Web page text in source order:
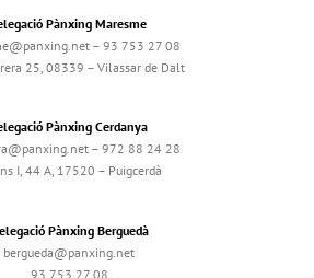
Pànxing Maresme
– 93 753 27 08
25, 08339 – Vilassar de Dalt
Pànxing Cerdanya
– 972 88 24 28
I, 44 A, 17520 – Puigcerdà
Pànxing Berguedà
bergueda@panxing.net
93 753 27 08